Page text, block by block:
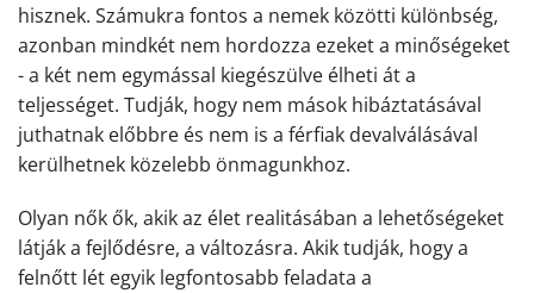
hisznek. Számukra fontos a nemek közötti különbség,
azonban mindkét nem hordozza ezeket a minőségeket
- a két nem egymással kiegészülve élheti át a
teljességet. Tudják, hogy nem mások hibáztatásával
juthatnak előbbre és nem is a férfiak devalválásával
kerülhetnek közelebb önmagunkhoz.
Olyan nők ők, akik az élet realitásában a lehetőségeket
látják a fejlődésre, a változásra. Akik tudják, hogy a
felnőtt lét egyik legfontosabb feladata a